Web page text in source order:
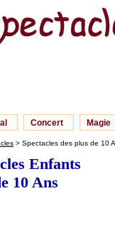
Concert Magie
> Spectacles des plus de 10
Enfants
10 Ans